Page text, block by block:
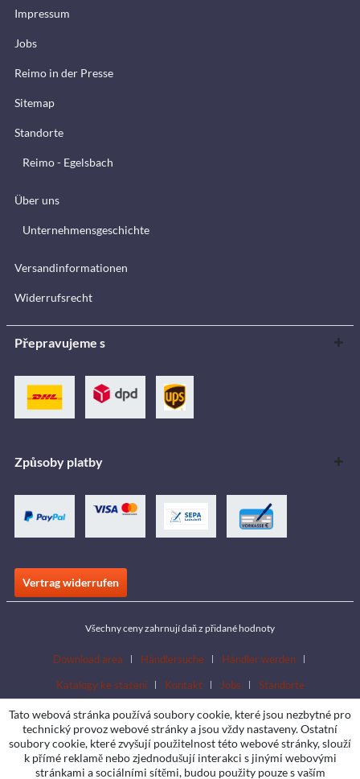
Impressum
Jobs
Reimo in der Presse
Sitemap
Standorte
Reimo - Egelsbach
Über uns
Unternehmensgeschichte
Versandinformationen
Widerrufsrecht
Přepravujeme s
Způsoby platby
Vertrag widerrufen
Všechny ceny zahrnují daň z přidané hodnoty
Download area Händlersuche
Händler werden
Katalogy ke stažení
Kontakt Jobs Standorte
Tato webová stránka používá soubory cookie, které jsou nezbytné pro
technický provoz webové stránky a jsou vždy nastaveny. Ostatní
soubory cookie, které zvyšují použitelnost této webové stránky, slouží
k přímé reklamě nebo zjednodušují interakci s jinými webovými
stránkami a sociálními sítěmi, budou použity pouze s vaším